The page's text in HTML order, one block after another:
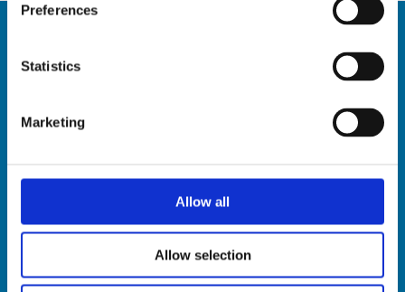
Preferences
Statistics
Marketing
Allow all
Allow selection
登録上の本社所在地: Via della Meccanica 16, 61122 Pesaro (Italy)
本社所在地: Via Pesaro, 10A, 61012 Gradara (PU) - Italy
Tel. +39 0541/979001 - Fax +39 0541/979050
VAT: IT01376450415 - Tax ID: 02196600965 │
当社は、ペーザロ所在のBi.fin Srl（会社登録番号: 01235440417）によ